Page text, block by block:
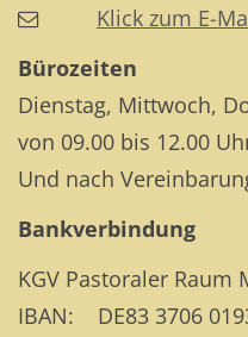
Klick zum E-
Bürozeiten
Dienstag, Mittwoch,
von 09.00 bis 12.00
Und nach
Bankverbindung
KGV Pastoraler Raum
IBAN: DE83 3706